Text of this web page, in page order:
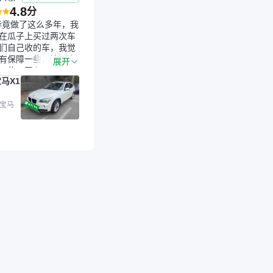
4.8分
竟做了这么多年，我
瓜子上买过两次车
自己收的车，我觉
保障一些，检测会
些。平台自己收上
车，应该更可靠。
是宝马X1，主要看中
和公里数比较合
，瓜子承诺无火
保障，这样更安
展开
X1
马